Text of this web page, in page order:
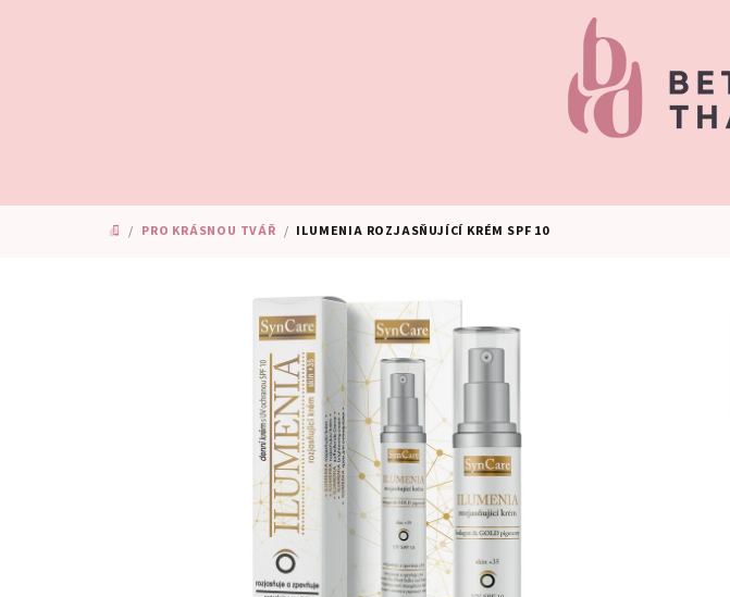
DOMŮ
/ PRO KRÁSNOU TVÁŘ / ILUMENIA ROZJASŇUJÍCÍ KRÉM SPF 10